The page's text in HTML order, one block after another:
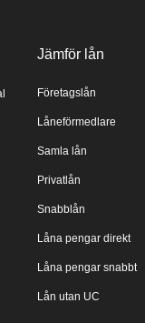
Jämför lån
Företagslån
Låneförmedlare
Samla lån
Privatlån
Snabblån
Låna pengar direkt
Låna pengar snabbt
Lån utan UC